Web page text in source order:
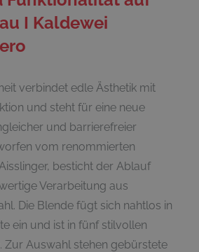
I Kaldewei
verbindet edle Ästhetik mit
und steht für eine neue
und barrierefreier
vom renommierten
besticht der Ablauf
Verarbeitung aus
Die Blende fügt sich nahtlos in
ein und ist in fünf stilvollen
Zur Auswahl stehen gebürstete